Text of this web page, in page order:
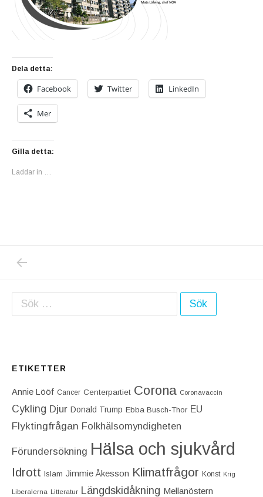
Dela detta:
Facebook Twitter LinkedIn
Mer
Gilla detta:
Laddar in …
Inläggsnavigering
Sök efter:
ETIKETTER
Annie Lööf Cancer Centerpartiet‎ Corona Coronavaccin
Cykling Djur Donald Trump Ebba Busch-Thor EU
Flyktingfrågan Folkhälsomyndigheten
Förundersökning Hälsa och sjukvård
Idrott Islam Jimmie Åkesson Klimatfrågor Konst Krig
Liberalerna Litteratur Längdskidåkning Mellanöstern